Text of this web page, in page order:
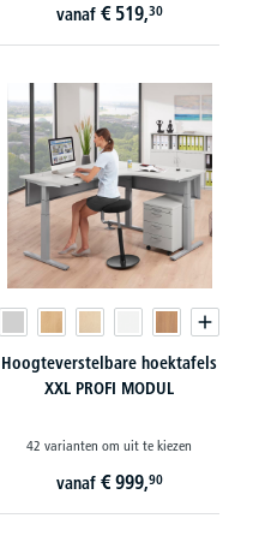
vanaf € 519,30
Hoogteverstelbare hoektafels
XXL PROFI MODUL
42 varianten om uit te kiezen
vanaf € 999,90